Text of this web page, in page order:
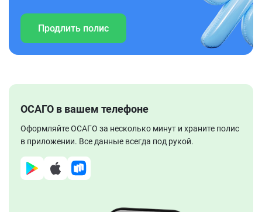
Продлить полис
ОСАГО в вашем телефоне
Оформляйте ОСАГО за несколько минут и храните полис
в приложении. Все данные всегда под рукой.